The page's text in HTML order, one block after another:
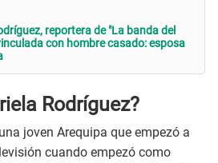
reportera de "La banda del
con hombre casado: esposa
Rodríguez?
joven Arequipa que empezó a
cuando empezó como